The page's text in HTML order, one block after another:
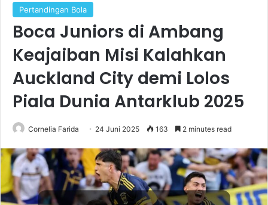
Pertandingan Bola
Boca Juniors di Ambang
Keajaiban Misi Kalahkan
Auckland City demi Lolos
Piala Dunia Antarklub 2025
Cornelia Farida 24 Juni 2025 163 2 minutes read